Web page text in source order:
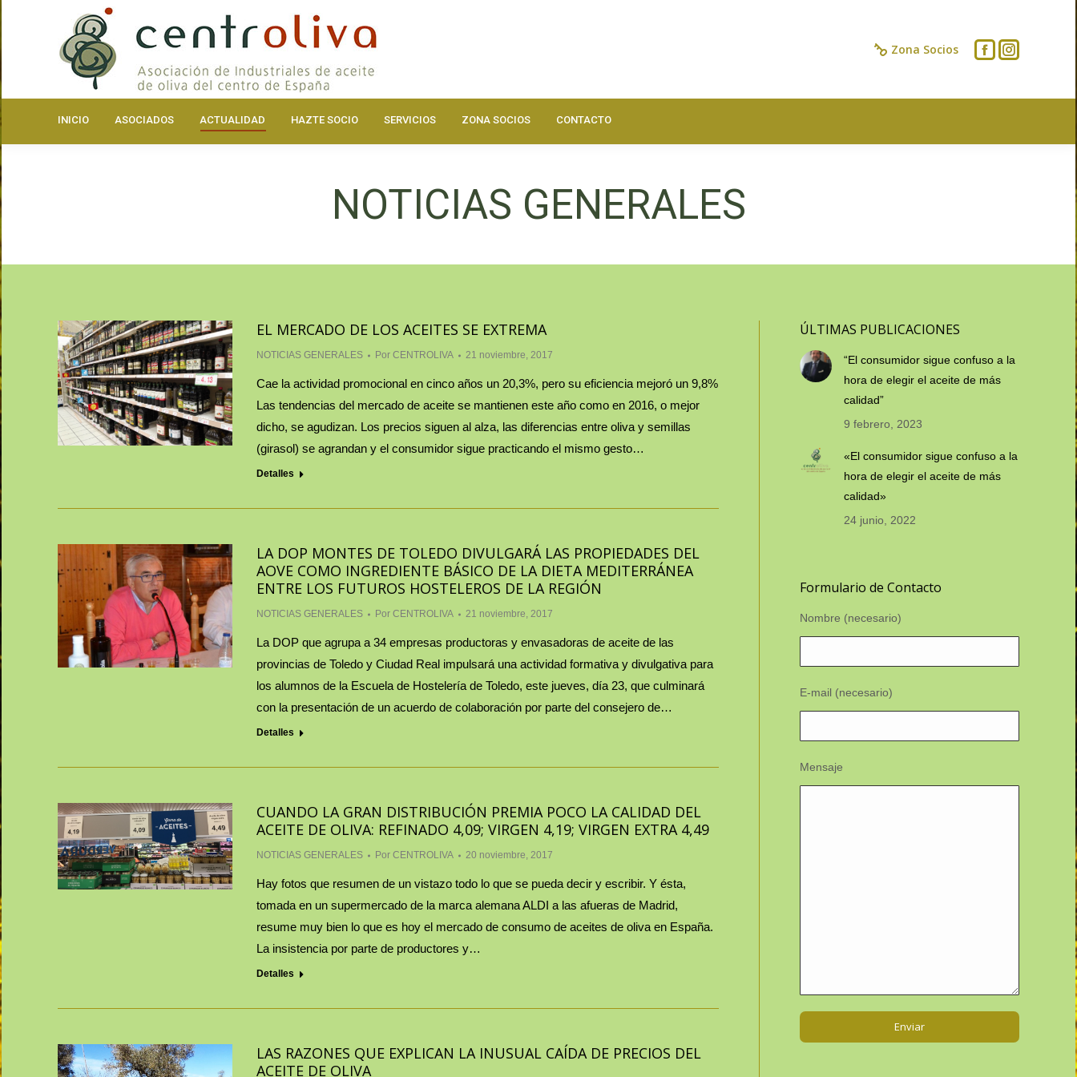
Zona Socios
INICIO ASOCIADOS ACTUALIDAD HAZTE SOCIO SERVICIOS ZONA SOCIOS CONTACTO
NOTICIAS GENERALES
EL MERCADO DE LOS ACEITES SE EXTREMA
NOTICIAS GENERALES Por CENTROLIVA 21 noviembre, 2017
Cae la actividad promocional en cinco años un 20,3%, pero su eficiencia mejoró un 9,8%
Las tendencias del mercado de aceite se mantienen este año como en 2016, o mejor
dicho, se agudizan. Los precios siguen al alza, las diferencias entre oliva y semillas
(girasol) se agrandan y el consumidor sigue practicando el mismo gesto…
Detalles
LA DOP MONTES DE TOLEDO DIVULGARÁ LAS PROPIEDADES DEL
AOVE COMO INGREDIENTE BÁSICO DE LA DIETA MEDITERRÁNEA
ENTRE LOS FUTUROS HOSTELEROS DE LA REGIÓN
NOTICIAS GENERALES Por CENTROLIVA 21 noviembre, 2017
La DOP que agrupa a 34 empresas productoras y envasadoras de aceite de las
provincias de Toledo y Ciudad Real impulsará una actividad formativa y divulgativa para
los alumnos de la Escuela de Hostelería de Toledo, este jueves, día 23, que culminará
con la presentación de un acuerdo de colaboración por parte del consejero de…
Detalles
CUANDO LA GRAN DISTRIBUCIÓN PREMIA POCO LA CALIDAD DEL
ACEITE DE OLIVA: REFINADO 4,09; VIRGEN 4,19; VIRGEN EXTRA 4,49
NOTICIAS GENERALES Por CENTROLIVA 20 noviembre, 2017
Hay fotos que resumen de un vistazo todo lo que se pueda decir y escribir. Y ésta,
tomada en un supermercado de la marca alemana ALDI a las afueras de Madrid,
resume muy bien lo que es hoy el mercado de consumo de aceites de oliva en España.
La insistencia por parte de productores y…
Detalles
LAS RAZONES QUE EXPLICAN LA INUSUAL CAÍDA DE PRECIOS DEL
ACEITE DE OLIVA
ÚLTIMAS PUBLICACIONES
“El consumidor sigue confuso a la
hora de elegir el aceite de más
calidad”
9 febrero, 2023
«El consumidor sigue confuso a la
hora de elegir el aceite de más
calidad»
24 junio, 2022
Formulario de Contacto
Nombre (necesario)
E-mail (necesario)
Mensaje
ASOCIADOS